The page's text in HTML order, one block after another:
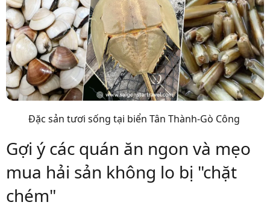
Đặc sản tươi sống tại biển Tân Thành-Gò Công
Gợi ý các quán ăn ngon và mẹo
mua hải sản không lo bị "chặt
chém"